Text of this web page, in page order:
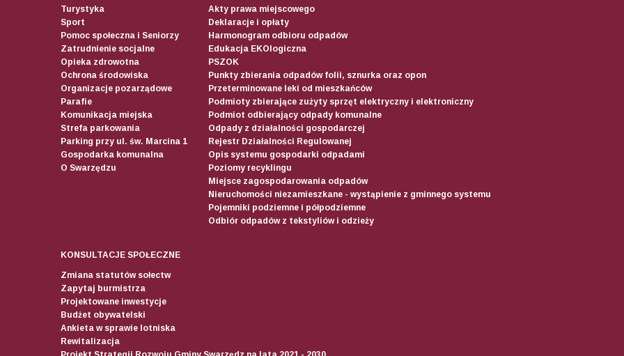
Turystyka
Sport
Pomoc społeczna i Seniorzy
Zatrudnienie socjalne
Opieka zdrowotna
Ochrona środowiska
Organizacje pozarządowe
Parafie
Komunikacja miejska
Strefa parkowania
Parking przy ul. św. Marcina 1
Gospodarka komunalna
O Swarzędzu
Akty prawa miejscowego
Deklaracje i opłaty
Harmonogram odbioru odpadów
Edukacja EKOlogiczna
PSZOK
Punkty zbierania odpadów folii, sznurka oraz opon
Przeterminowane leki od mieszkańców
Podmioty zbierające zużyty sprzęt elektryczny i elektroniczny
Podmiot odbierający odpady komunalne
Odpady z działalności gospodarczej
Rejestr Działalności Regulowanej
Opis systemu gospodarki odpadami
Poziomy recyklingu
Miejsce zagospodarowania odpadów
Nieruchomości niezamieszkane - wystąpienie z gminnego systemu
Pojemniki podziemne i półpodziemne
Odbiór odpadów z tekstyliów i odzieży
KONSULTACJE SPOŁECZNE
Zmiana statutów sołectw
Zapytaj burmistrza
Projektowane inwestycje
Budżet obywatelski
Ankieta w sprawie lotniska
Rewitalizacja